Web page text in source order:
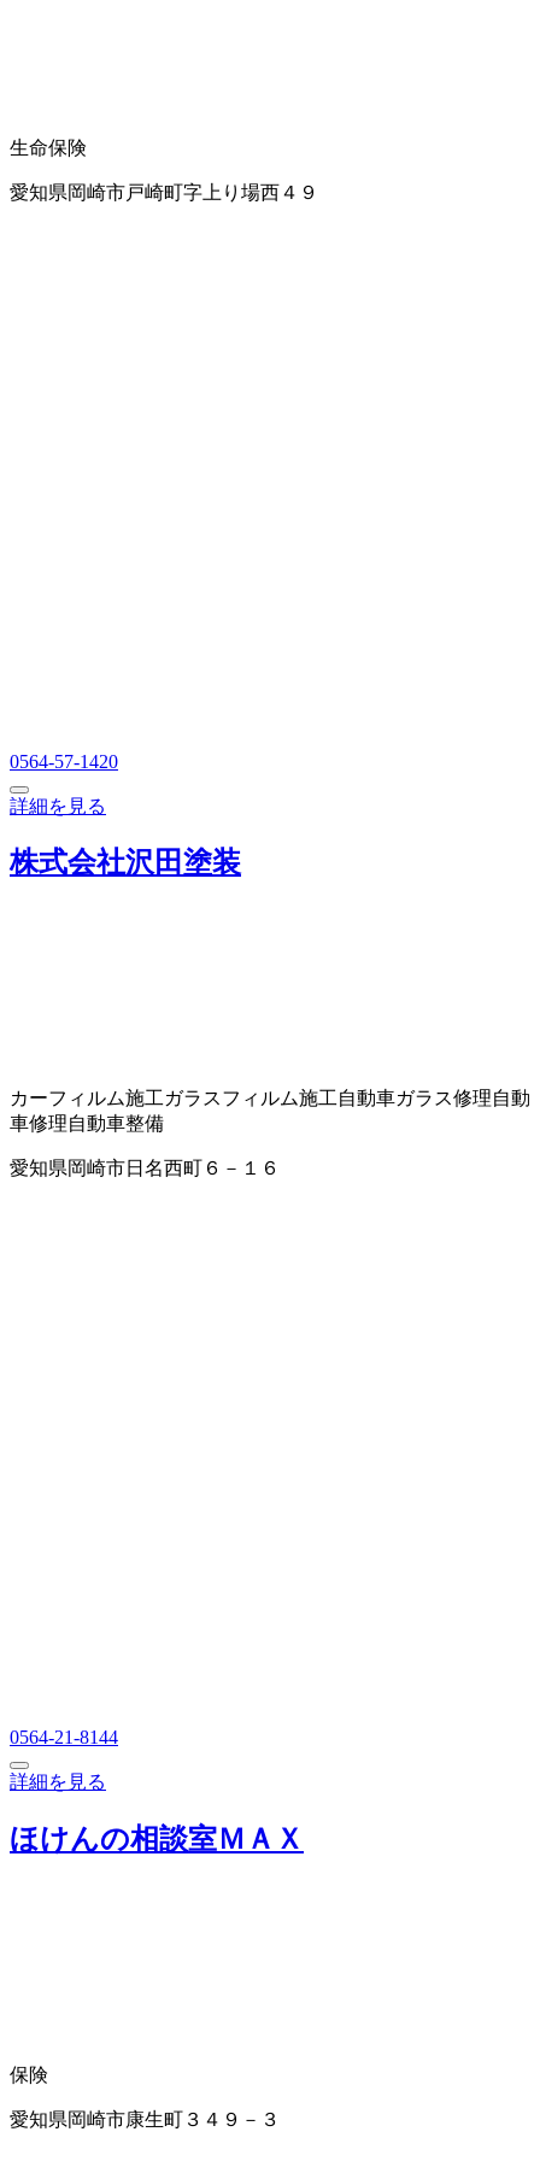
生命保険
愛知県岡崎市戸崎町字上り場西４９
0564-57-1420
詳細を見る
株式会社沢田塗装
カーフィルム施工ガラスフィルム施工自動車ガラス修理自動
車修理自動車整備
愛知県岡崎市日名西町６－１６
0564-21-8144
詳細を見る
ほけんの相談室ＭＡＸ
保険
愛知県岡崎市康生町３４９－３